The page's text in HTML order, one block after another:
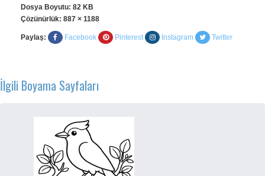
Dosya Boyutu: 82 KB
Çözünürlük: 887 × 1188
Paylaş: Facebook Pinterest Instagram Twitter
İlgili Boyama Sayfaları